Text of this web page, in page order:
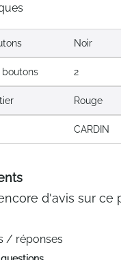
Noir
2
Rouge
CARDIN
d'avis sur ce
/ réponses